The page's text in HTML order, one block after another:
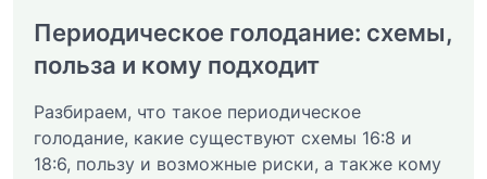
Периодическое голодание: схемы,
польза и кому подходит
Разбираем, что такое периодическое
голодание, какие существуют схемы 16:8 и
18:6, пользу и возможные риски, а также кому